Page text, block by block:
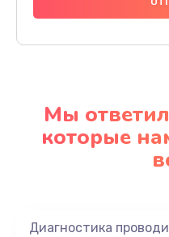
Мы
которые
Диагностика